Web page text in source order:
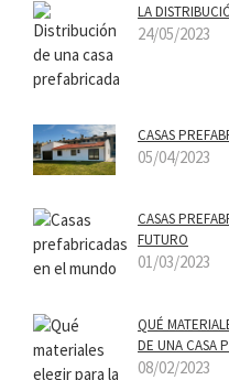
LA
24/05/2023
CASAS
05/04/2023
CASAS
FUTURO
01/03/2023
QUÉ
DE UNA CASA
08/02/2023